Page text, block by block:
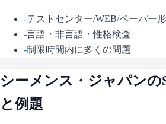
-テストセンター/WEB/ペーパー
-言語・非言語・性格検査
-制限時間内に多くの問題
シーメンス・ジャパンの
と例題